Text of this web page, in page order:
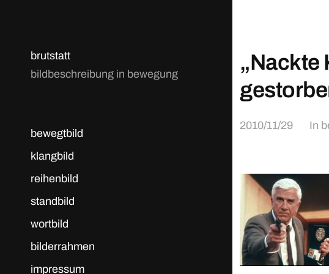
brutstatt
bildbeschreibung in bewegung
bewegtbild
klangbild
reihenbild
standbild
wortbild
bilderrahmen
impressum
„Nackte
2010/11/29 In